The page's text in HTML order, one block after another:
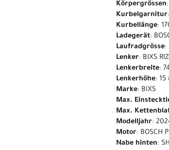
Körpergrössen
Kurbelgarnitur
Kurbellänge:
Ladegerät:
Laufradgrösse:
Lenker: BIXS
Lenkerbreite:
Lenkerhöhe: 15
Marke: BIXS
Max.
Max.
Modelljahr:
Motor: BOSCH
Nabe hinten: